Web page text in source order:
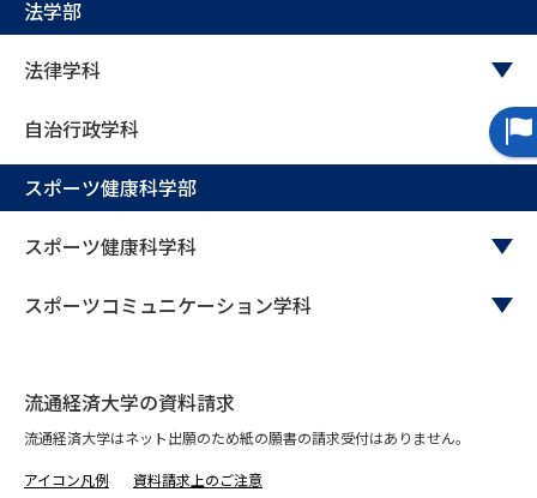
志望校・出願校を調べる
併願校選び
先輩が入学を決めた理由
新生活お役立ちガイド
学問発見
大学で学びたい学問発見
学問のミニ講義「夢ナビ講義」
法学部
法律学科
自治行政学科
スポーツ健康科学部
スポーツ健康科学科
スポーツコミュニケーション学科
流通経済大学の資料請求
流通経済大学はネット出願のため紙の願書の請求受付はありません。
アイコン凡例 資料請求上のご注意